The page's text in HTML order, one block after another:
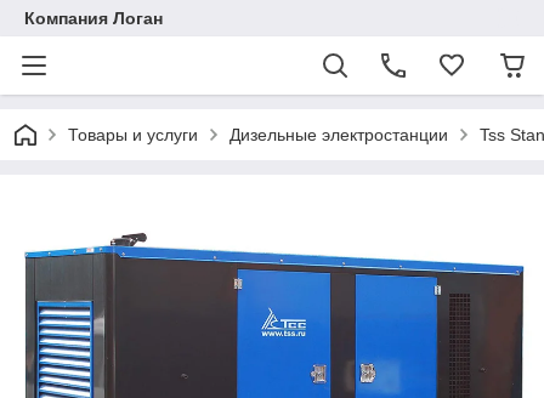
Компания Логан
Товары и услуги Дизельные электростанции Tss